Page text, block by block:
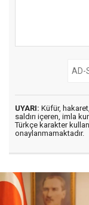
UYARI: Küfür,
saldırı içeren, imla
Türkçe karakter
onaylanmamaktadır.